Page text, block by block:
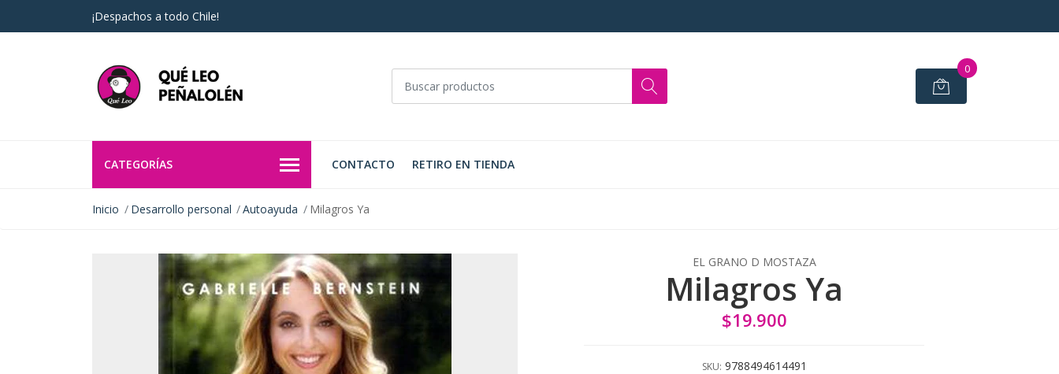
¡Despachos a todo Chile!
0
CATEGORÍAS CONTACTO RETIRO EN TIENDA
Inicio Desarrollo personal Autoayuda Milagros Ya
EL GRANO D MOSTAZA
Milagros Ya
$19.900
SKU: 9788494614491